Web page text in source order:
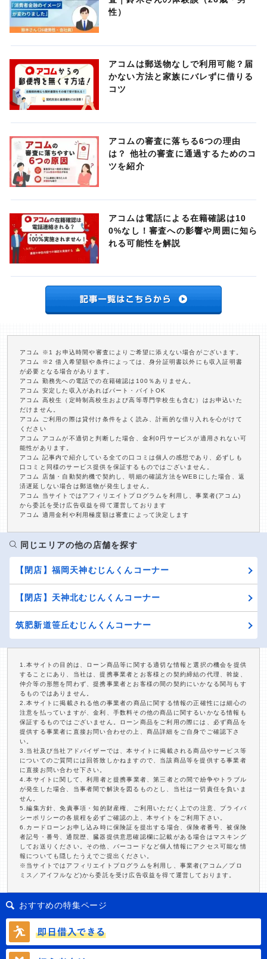
性）
アコムは郵送物なしで利用可能？届
かない方法と家族にバレずに借りる
コツ
アコムの審査に落ちる6つの理由
は？ 他社の審査に通過するためのコ
ツを紹介
アコムは電話による在籍確認は10
0%なし！審査への影響や周囲に知ら
れる可能性を解説
アコム ※1 お申込時間や審査によりご希望に添えない場合がございます。
アコム ※2 借入希望額や条件によっては、身分証明書以外にも収入証明書
が必要となる場合があります。
アコム 勤務先への電話での在籍確認は100％ありません。
アコム 安定した収入があればパート・バイトOK
アコム 高校生（定時制高校生および高等専門学校生も含む）はお申込いた
だけません。
アコム ご利用の際は貸付け条件をよく読み、計画的な借り入れを心がけて
ください
アコム アコムが不適切と判断した場合、金利0円サービスが適用されない可
能性があります。
アコム 記事内で紹介している全ての口コミは個人の感想であり、必ずしも
口コミと同様のサービス提供を保証するものではございません。
アコム 店舗・自動契約機で契約し、明細の確認方法をWEBにした場合、返
済遅延しない場合は郵送物が発生しません。
アコム 当サイトではアフィリエイトプログラムを利用し、事業者(アコム)
から委託を受け広告収益を得て運営しております
アコム 適用金利や利用極度額は審査によって決定します
同じエリアの他の店舗を探す
【閉店】福岡天神むじんくんコーナー
【閉店】天神北むじんくんコーナー
筑肥新道笹丘むじんくんコーナー
1.本サイトの目的は、ローン商品等に関する適切な情報と選択の機会を提供
することにあり、当社は、提携事業者とお客様との契約締結の代理、斡旋、
仲介等の形態を問わず、提携事業者とお客様の間の契約にいかなる関与もす
るものではありません。
2.本サイトに掲載される他の事業者の商品に関する情報の正確性には細心の
注意を払っていますが、金利、手数料その他の商品に関するいかなる情報も
保証するものではございません。ローン商品をご利用の際には、必ず商品を
提供する事業者に直接お問い合わせの上、商品詳細をご自身でご確認下さ
い。
3.当社及び当社アドバイザーでは、本サイトに掲載される商品やサービス等
についてのご質問には回答致しかねますので、当該商品等を提供する事業者
に直接お問い合わせ下さい。
4.本サイトに関して、利用者と提携事業者、第三者との間で紛争やトラブル
が発生した場合、当事者間で解決を図るものとし、当社は一切責任を負いま
せん。
5.編集方針、免責事項・知的財産権、ご利用いただく上での注意、プライバ
シーポリシーの各規程を必ずご確認の上、本サイトをご利用下さい。
6.カードローンお申し込み時に保険証を提出する場合、保険者番号、被保険
者記号・番号、通院歴、臓器提供意思確認欄に記載がある場合はマスキング
してお送りください。その他、バーコードなど個人情報にアクセス可能な情
報についても隠したうえでご提出ください。
※当サイトではアフィリエイトプログラムを利用し、事業者(アコム／プロ
ミス／アイフルなど)から委託を受け広告収益を得て運営しております。
おすすめの特集ページ